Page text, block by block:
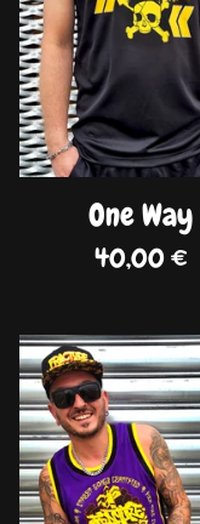
One Way
40,00€
DISPO